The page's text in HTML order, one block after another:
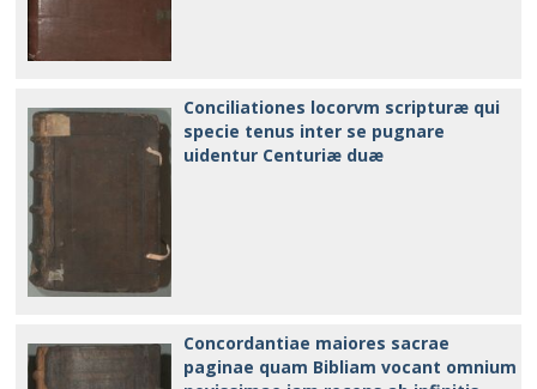
Conciliationes locorvm scripturæ qui
specie tenus inter se pugnare
uidentur Centuriæ duæ
Concordantiae maiores sacrae
paginae quam Bibliam vocant omnium